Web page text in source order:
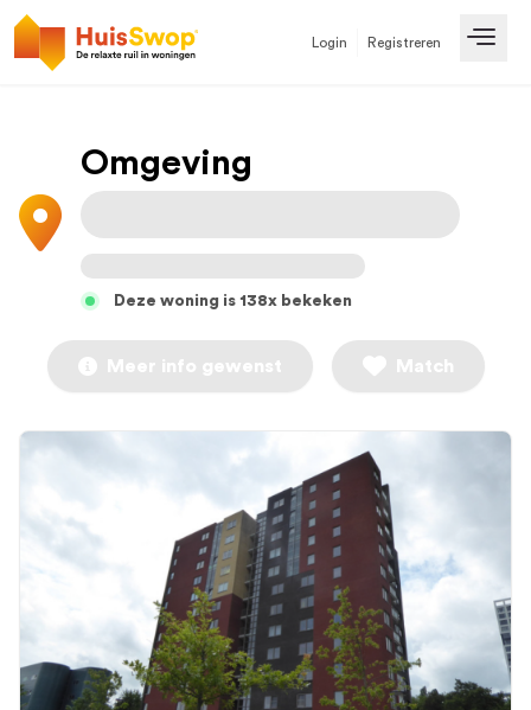
Login Registreren
Omgeving
Deze woning is 138x bekeken
Meer info gewenst Match